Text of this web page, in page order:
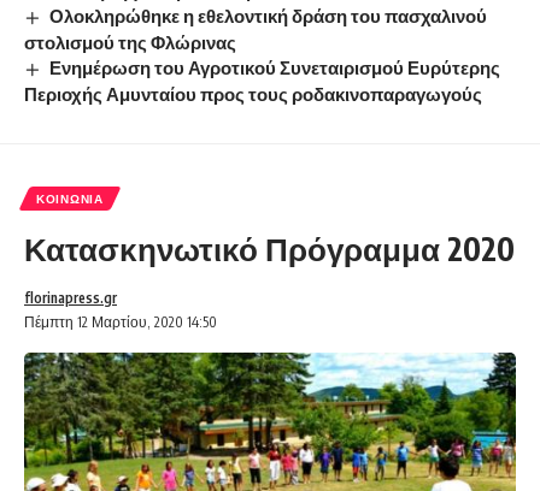
Ολοκληρώθηκε η εθελοντική δράση του πασχαλινού
στολισμού της Φλώρινας
Ενημέρωση του Αγροτικού Συνεταιρισμού Ευρύτερης
Περιοχής Αμυνταίου προς τους ροδακινοπαραγωγούς
ΚΟΙΝΩΝΊΑ
Κατασκηνωτικό Πρόγραμμα 2020
Πέμπτη 12 Μαρτίου, 2020 14:50
florinapress.gr